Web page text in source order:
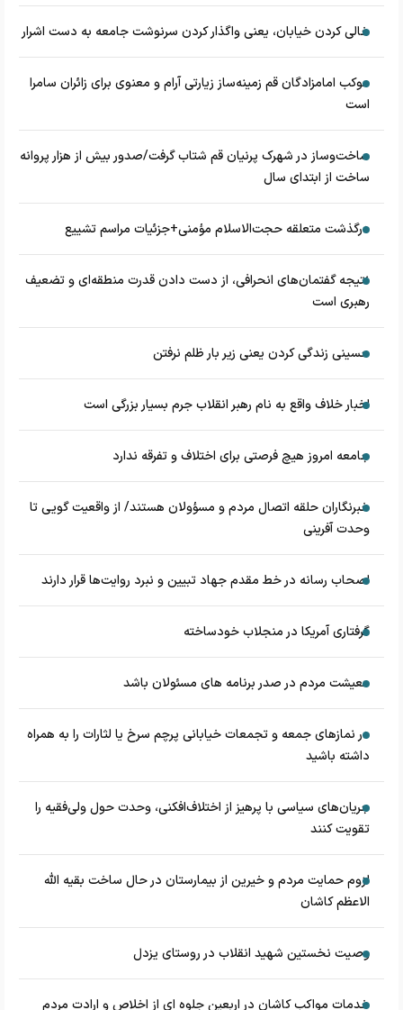
خالی کردن خیابان، یعنی واگذار کردن سرنوشت جامعه به دست اشرار
موکب امامزادگان قم زمینه‌ساز زیارتی آرام و معنوی برای زائران سامرا
است
ساخت‌وساز در شهرک پرنیان قم شتاب گرفت/صدور بیش از هزار پروانه
ساخت از ابتدای سال
درگذشت متعلقه حجت‌الاسلام مؤمنی+جزئیات مراسم تشییع
نتیجه گفتمان‌های انحرافی، از دست دادن قدرت منطقه‌ای و تضعیف
رهبری است
حسینی زندگی کردن یعنی زیر بار ظلم نرفتن
اخبار خلاف واقع به نام رهبر انقلاب جرم بسیار بزرگی است
جامعه امروز هیچ فرصتی برای اختلاف و تفرقه ندارد
خبرنگاران حلقه اتصال مردم و مسؤولان هستند/ از واقعیت گویی تا
وحدت آفرینی
اصحاب رسانه در خط مقدم جهاد تبیین و نبرد روایت‌ها قرار دارند
گرفتاری آمریکا در منجلاب خودساخته
معیشت مردم در صدر برنامه های مسئولان باشد
در نماز‌های جمعه و تجمعات خیابانی پرچم سرخ یا لثارات را به همراه
داشته باشید
جریان‌های سیاسی با پرهیز از اختلاف‌افکنی، وحدت حول ولی‌فقیه را
تقویت کنند
لزوم حمایت مردم و خیرین از بیمارستان در حال ساخت بقیه الله
الاعظم کاشان
وصیت نخستین شهید انقلاب در روستای یزدل
خدمات مواکب کاشان در اربعین جلوه ای از اخلاص و ارادت مردم